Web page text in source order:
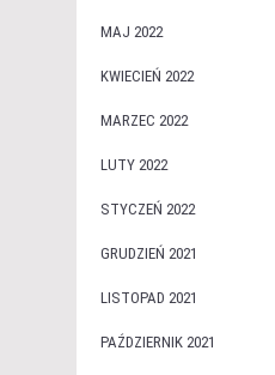
MAJ 2022
KWIECIEŃ 2022
MARZEC 2022
LUTY 2022
STYCZEŃ 2022
GRUDZIEŃ 2021
LISTOPAD 2021
PAŹDZIERNIK 2021